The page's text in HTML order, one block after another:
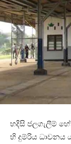
හදිසි ජලගැලීම්
හි දුම්රිය ධාවනය